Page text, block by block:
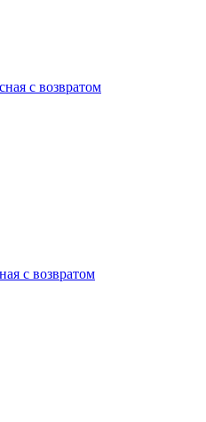
с возвратом
с возвратом